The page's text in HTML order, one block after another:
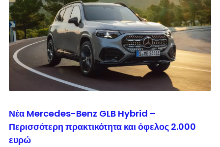
Νέα Mercedes-Benz GLB Hybrid –
Περισσότερη πρακτικότητα και όφελος 2.000
ευρώ